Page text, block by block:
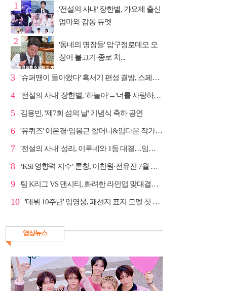
1
'전설의 사내' 장한별, 가요제 출신
엄마와 감동 듀엣
2
'동네의 명장들' 압구정로데오 오
징어 불고기·종로 치...
3 '슈퍼맨이 돌아왔다' 혹서기 편성 결방, 스페셜 방송
4 '전설의 사내' 장한별, '하늘아'→'너를 사랑하고도' 명...
5 김용빈, '제7회 섬의 날' 기념식 축하 공연
6 '유퀴즈' 이은결·임봉근 할머니&임다운 작가·이승철, '...
7 '전설의 사내' 성리, 이루네와 1등 대결…임영웅 '보금...
8 ‘KSI 영향력 지수’ 론칭, 이찬원·전유진 7월 차트 남녀...
9 팀 K리그 VS 맨시티, 화려한 라인업 맞대결…쿠팡플레이...
10 '데뷔 10주년' 임영웅, 패션지 표지 모델 첫 도전
영상뉴스